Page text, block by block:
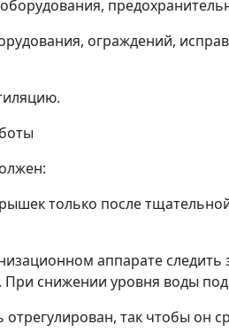
ограждений,
только после
аппарате
При снижении уровня воды
так чтобы он